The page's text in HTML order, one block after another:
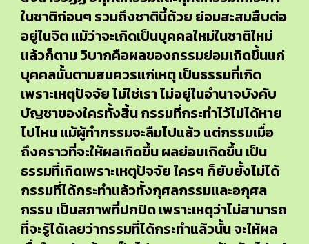
ในชาติก่อนๆ รวมถึงชาตินี้ด้วย ย่อมสะสมสืบต่อ
อยู่ในจิต แม้ว่าจะเกิดเป็นบุคคลใหม่ในชาติใหม่
แล้วก็ตาม วิบากคือผลของกรรมย่อมเกิดขึ้นแก่
บุคคลนั้นตามสมควรแก่เหตุ เป็นธรรมที่เกิด
เพราะเหตุปัจจัย ไม่ใช่เรา ไม่อยู่ในอำนาจบังคับ
บัญชาของใครทั้งสิ้น กรรมที่กระทำไว้ไม่ได้หาย
ไปไหน แม้ผู้ทำกรรมจะลืมไปแล้ว แต่กรรมเมื่อ
ถึงคราวที่จะให้ผลเกิดขึ้น ผลย่อมเกิดขึ้น เป็น
ธรรมที่เกิดเพราะเหตุปัจจัย ใครๆ ก็ยับยั้งไม่ได้
กรรมที่ได้กระทำแล้วทั้งกุศลกรรมและอกุศล
กรรม เป็นสภาพที่ปกปิด เพราะเหตุว่าไม่สามารถ
ที่จะรู้ได้เลยว่ากรรมที่ได้กระทำแล้วนั้น จะให้ผล